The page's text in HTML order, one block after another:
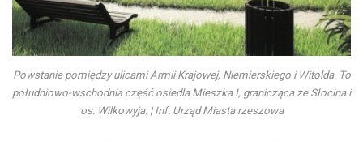
Powstanie pomiędzy ulicami Armii Krajowej, Niemierskiego i Witolda. To
południowo-wschodnia część osiedla Mieszka I, granicząca ze Słocina i
os. Wilkowyja. | Inf. Urząd Miasta rzeszowa